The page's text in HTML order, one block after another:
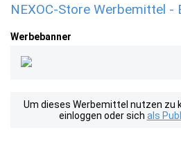
NEXOC-Store Werbemittel -
Werbebanner
Um dieses Werbemittel nutzen zu
einloggen oder sich als